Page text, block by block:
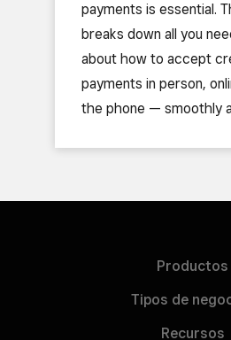
payments is essential.
breaks down all you
about how to accept
payments in person,
the phone — smoothly
Productos
Tipos de
Recursos